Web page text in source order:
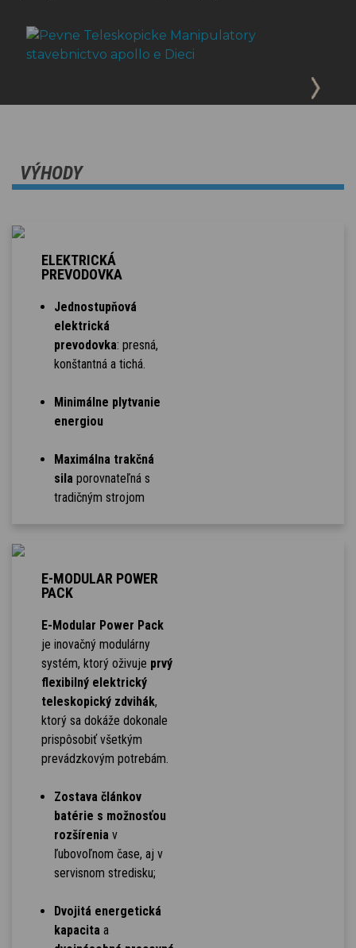
VÝHODY
ELEKTRICKÁ
PREVODOVKA
Jednostupňová
elektrická
prevodovka: presná,
konštantná a tichá.
Minimálne plytvanie
energiou
Maximálna trakčná
sila porovnateľná s
tradičným strojom
E-MODULAR POWER
PACK
E-Modular Power Pack
je inovačný modulárny
systém, ktorý oživuje prvý
flexibilný elektrický
teleskopický zdvihák,
ktorý sa dokáže dokonale
prispôsobiť všetkým
prevádzkovým potrebám.
Zostava článkov
batérie s možnosťou
rozšírenia v
ľubovoľnom čase, aj v
servisnom stredisku;
Dvojitá energetická
kapacita a